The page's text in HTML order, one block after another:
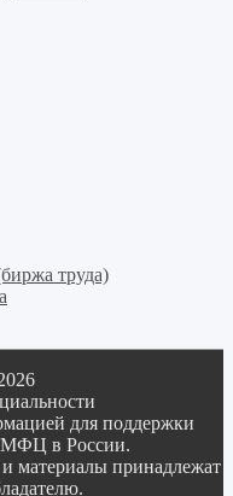
труда)
для поддержки
МФЦ в России.
материалы принадлежат